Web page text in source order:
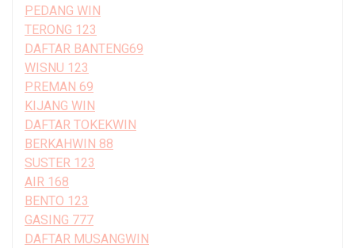
PEDANG WIN
TERONG 123
DAFTAR BANTENG69
WISNU 123
PREMAN 69
KIJANG WIN
DAFTAR TOKEKWIN
BERKAHWIN 88
SUSTER 123
AIR 168
BENTO 123
GASING 777
DAFTAR MUSANGWIN